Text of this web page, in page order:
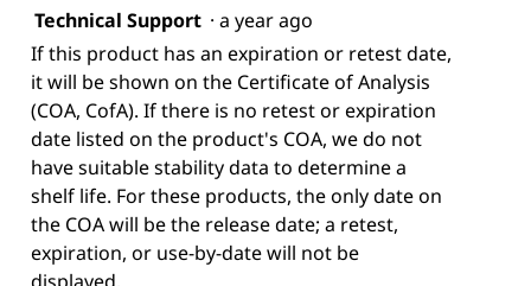
Technical Support · a year ago
If this product has an expiration or retest date,
it will be shown on the Certificate of Analysis
(COA, CofA). If there is no retest or expiration
date listed on the product's COA, we do not
have suitable stability data to determine a
shelf life. For these products, the only date on
the COA will be the release date; a retest,
expiration, or use-by-date will not be